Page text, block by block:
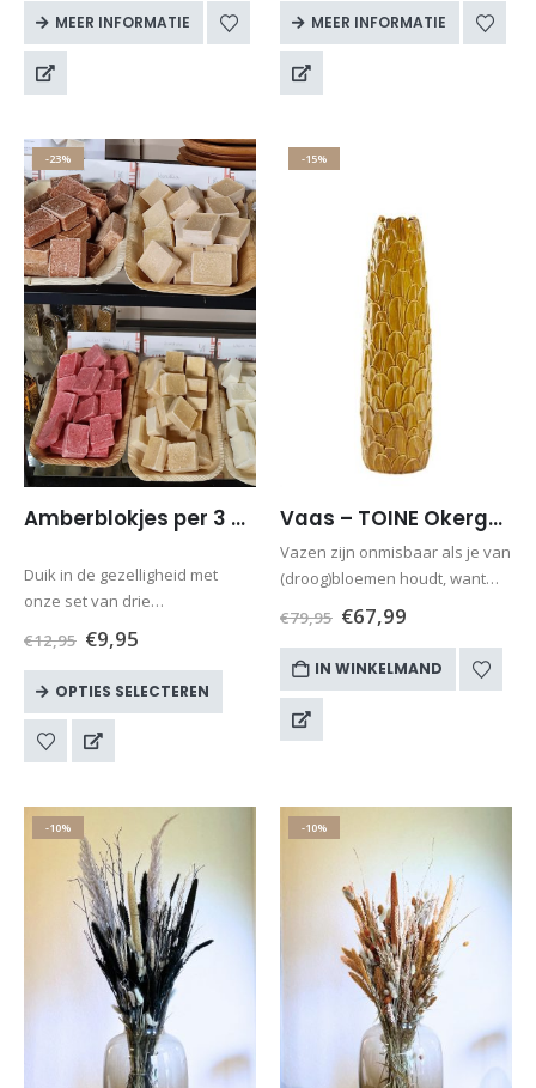
in…
MEER INFORMATIE MEER INFORMATIE
-23%
Amberblokjes per 3 stuks
Duik in de gezelligheid met
onze set van drie
amberblokjes! Deze kleine
geurwonders brengen de
warme en kalmerende sfeer
Perfect om je eigen plekje op…
€12,95 €9,95
OPTIES SELECTEREN
-15%
Vaas – TOINE Okergeel – Ø16,5×59 cm
Vazen zijn onmisbaar als je van
(droog)bloemen houdt, want
een mooi boeket komt pas echt
tot zijn recht in een mooie
bloemenvaas. In een grote
bloemenvaas zet je het liefst…
€79,95 €67,99
IN WINKELMAND
-10% -10%